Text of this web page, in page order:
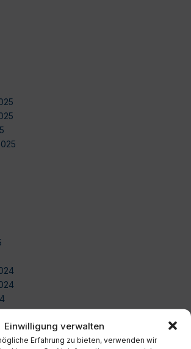
Einwilligung verwalten
Erfahrung zu bieten, verwenden wir